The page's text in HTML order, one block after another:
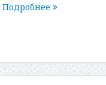
Подробнее